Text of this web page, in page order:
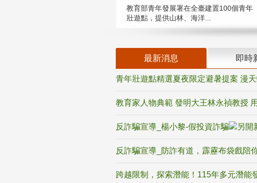
教育部青年發展署在全臺建置100個青年
壯遊點，提供山林、海洋...
最新消息 即時
青年壯遊點精選夏夜限定避暑提案 漫
教育家人物典範 發明大王林永禎教授
反詐騙宣導_楊小黎-假投資詐騙
反詐騙宣導_防詐有道，霹靂布袋戲陪
跨越限制，探索潛能！115年多元潛能